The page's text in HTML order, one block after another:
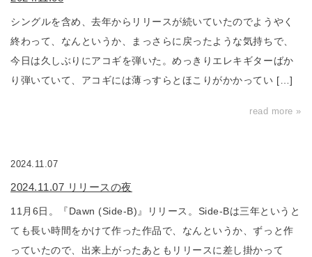
シングルを含め、去年からリリースが続いていたのでようやく
終わって、なんというか、まっさらに戻ったような気持ちで、
今日は久しぶりにアコギを弾いた。めっきりエレキギターばか
り弾いていて、アコギには薄っすらとほこりがかかってい […]
read more »
2024.11.07
2024.11.07 リリースの夜
11月6日。『Dawn (Side-B)』リリース。Side-Bは三年というと
ても長い時間をかけて作った作品で、なんというか、ずっと作
っていたので、出来上がったあともリリースに差し掛かって